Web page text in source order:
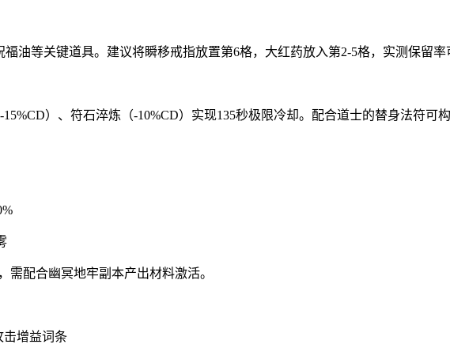
油等关键道具。建议将瞬移戒指放置第6格，大红药放入第2-5格，实测保留率
）、符石淬炼（-10%CD）实现135秒极限冷却。配合道士的替身法符可
配合幽冥地牢副本产出材料激活。
击增益词条